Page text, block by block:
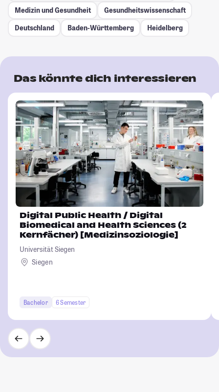
Medizin und Gesundheit
Gesundheitswissenschaft
Deutschland
Baden-Württemberg Heidelberg
Das könnte dich interessieren
Digital Public Health / Digital
Biomedical and Health Sciences (2
Kernfächer) [Medizinsoziologie]
Universität Siegen
Siegen
Bachelor 6 Semester